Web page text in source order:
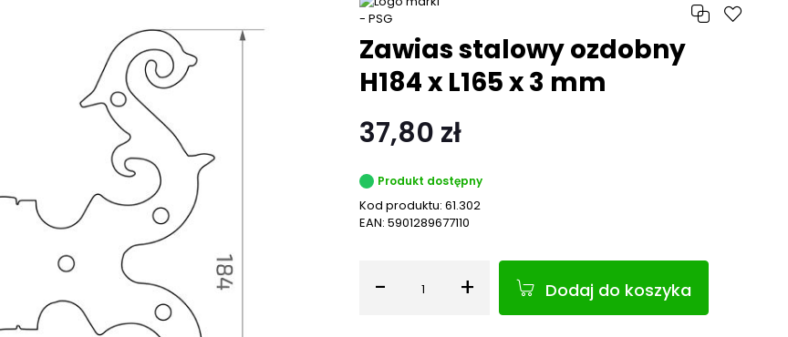
Zawias stalowy ozdobny
H184 x L165 x 3 mm
37,80 zł
Produkt dostępny
Kod produktu: 61.302
EAN: 5901289677110
- Ilość + Dodaj do koszyka